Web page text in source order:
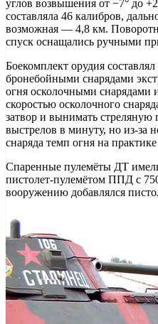
углов возвышения от −7° до
составляла 46 калибров,
возможная — 4,8 км.
спуск оснащались ручными
Боекомплект орудия
бронебойными снарядами
огня осколочными снарядами
скоростью осколочного
затвор и вынимать стреляную
выстрелов в минуту, но из-за
снаряда темп огня на
Спаренные пулемёты ДТ
пистолет-пулемётом ППД с
вооружению добавлялся